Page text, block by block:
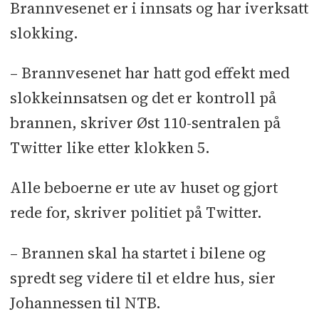
Brannvesenet er i innsats og har iverksatt
slokking.
– Brannvesenet har hatt god effekt med
slokkeinnsatsen og det er kontroll på
brannen, skriver Øst 110-sentralen på
Twitter like etter klokken 5.
Alle beboerne er ute av huset og gjort
rede for, skriver politiet på Twitter.
– Brannen skal ha startet i bilene og
spredt seg videre til et eldre hus, sier
Johannessen til NTB.